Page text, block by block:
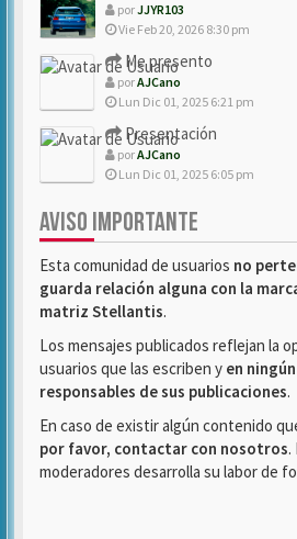
porJJYR103
Vie Feb 20, 2026 8:30 pm
Me presento
porAJCano
Lun Dic 01, 2025 6:21 pm
Presentación
porAJCano
Lun Dic 01, 2025 6:05 pm
AVISO IMPORTANTE
Esta comunidad de usuarios no
guarda relación alguna con la
matriz Stellantis.
Los mensajes publicados reflejan la
usuarios que las escriben y en
responsables de sus publicaciones.
En caso de existir algún contenido
por favor, contactar con nosotros.
moderadores desarrolla su labor de